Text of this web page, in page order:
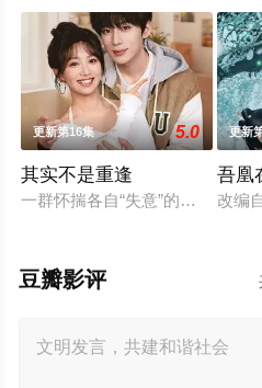
更新第16集 5.0
其实不是重逢
一群怀揣各自“失意”的年轻人，
更新
吾凰
改编
豆瓣影评